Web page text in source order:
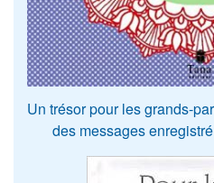
Un trésor pour les grands-
des messages